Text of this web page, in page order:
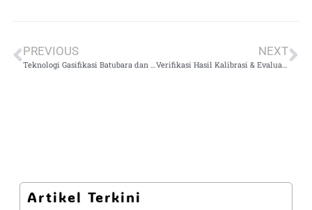
PREVIOUS NEXT
Artikel Terkini